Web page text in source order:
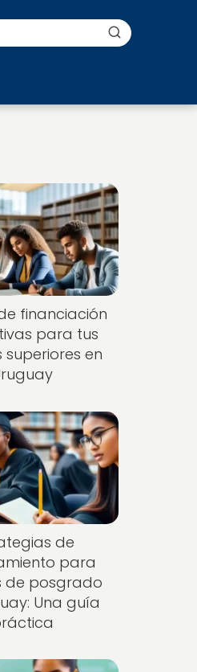
financiación
para tus
superiores en
de
para
de posgrado
Una guía